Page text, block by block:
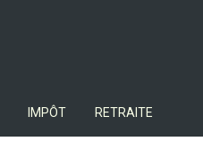
IMPÔT RETRAITE